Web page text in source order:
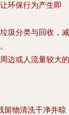
环保行为产生即
圾分类与回收，减
边或人流量较大的
留物清洗干净并晾